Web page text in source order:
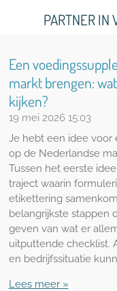
de
hoofdinhoud
PARTNER IN
Een
markt brengen:
kijken?
19 mei 2026 15:03
Je hebt een idee
op de Nederlandse
Tussen het eerste
traject waarin
etikettering
belangrijkste stappen
geven van wat er
uitputtende checklist.
en bedrijfssituatie
Lees meer »